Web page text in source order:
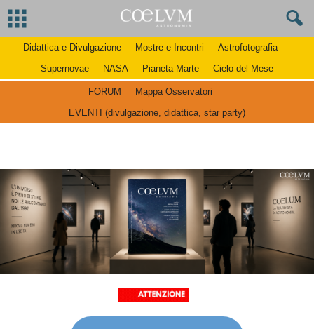
Didattica e Divulgazione Mostre e Incontri
Astrofotografia
Supernovae
NASA Pianeta Marte Cielo del Mese
FORUM
Mappa Osservatori
EVENTI (divulgazione, didattica, star party)